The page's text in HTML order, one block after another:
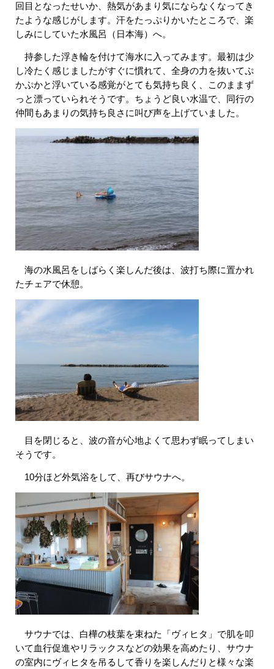
回目となったせいか、熱気があまり気にならなくなってき
たような感じがします。汗をたっぷりかいたところで、楽
しみにしていた水風呂（日本海）へ。
持参した浮き輪を付けて海水に入ってみます。最初は少
し冷たく感じましたがすぐに慣れて、全身の力を抜いてぷ
かぷかと浮いている感覚がとても気持ち良く、このままず
っと漂っていられそうです。ちょうど良い水温で、同行の
仲間もあまりの気持ち良さに叫び声を上げていました。
海の水風呂をしばらく楽しんだ後は、波打ち際に置かれ
たチェアで休憩。​
​ 目を閉じると、波の音が心地よくて思わず眠ってしまい
そうです。
10分ほど外気浴をして、再びサウナへ。
​ サウナでは、白樺の枝葉を束ねた「ヴィヒタ」で肌を叩
いて血行促進やリラックスなどの効果を高めたり、サウナ
の室内にヴィヒタを吊るして香りを楽しんだりと様々な楽